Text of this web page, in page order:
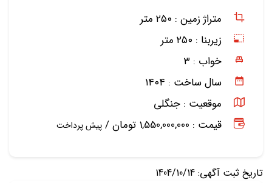
متراژ زمین : ۲۵۰ متر
زیربنا : ۲۵۰ متر
خواب : ۳
سال ساخت : ۱۴۰۴
موقعیت : جنگلی
قیمت : 1,550,000,000 تومان /
پیش پرداخت
تاریخ ثبت آگهی: 1404/10/14